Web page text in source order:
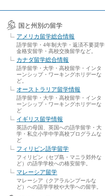
国と州別の留学
アメリカ留学総合情報
語学留学・4年制大学・返済不要奨学
金格安留学・高校交換留学など。
カナダ留学総合情報
語学留学・大学・高校留学・インタ
ーンシップ・ワーキングホリデーな
ど。
オーストラリア留学情報
語学留学・大学・高校留学・インタ
ーンシップ・ワーキングホリデーな
ど
イギリス留学情報
英語の母国、英国への語学留学・大
学・私立小学中学高校プログラムな
ど
フィリピン語学留学
フィリピン（セブ島・マニラ郊外な
ど）の語学学校への格安留学。
マレーシア留学
マレーシア（クアラルンプールな
ど）への語学学校や大学への留学。